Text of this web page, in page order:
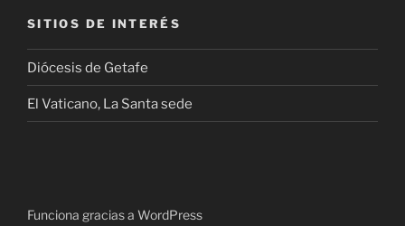
SITIOS DE INTERÉS
Diócesis de Getafe
El Vaticano, La Santa sede
Funciona gracias a WordPress